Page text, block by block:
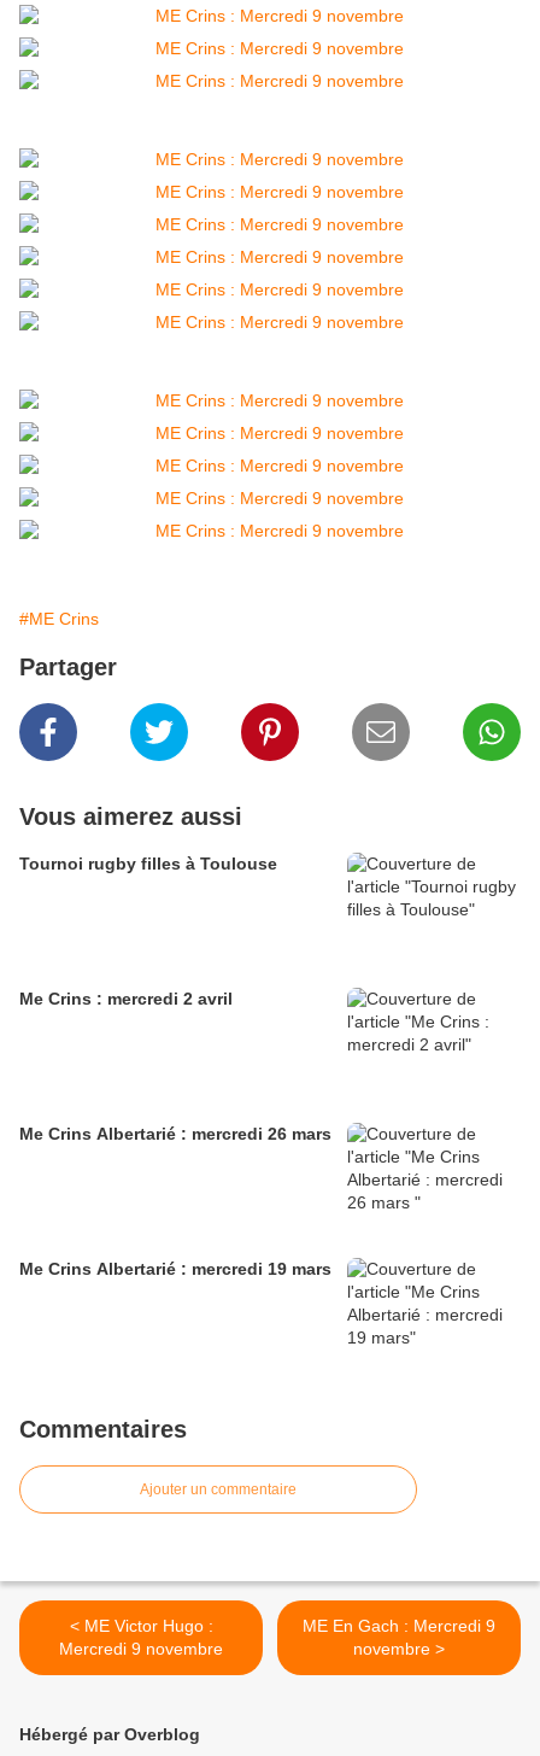
#ME Crins
Partager
Vous aimerez aussi
Tournoi rugby filles à Toulouse
Me Crins : mercredi 2 avril
Me Crins Albertarié : mercredi 26 mars
Me Crins Albertarié : mercredi 19 mars
Commentaires
Ajouter un commentaire
< ME Victor Hugo :
Mercredi 9 novembre
ME En Gach : Mercredi 9
novembre >
Hébergé par Overblog